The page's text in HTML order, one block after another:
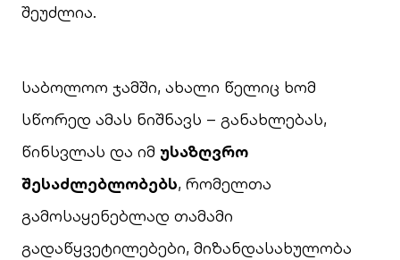
შეუძლია.
საბოლოო ჯამში, ახალი წელიც ხომ
სწორედ ამას ნიშნავს – განახლებას,
წინსვლას და იმ უსაზღვრო
შესაძლებლობებს, რომელთა
გამოსაყენებლად თამამი
გადაწყვეტილებები, მიზანდასახულობა